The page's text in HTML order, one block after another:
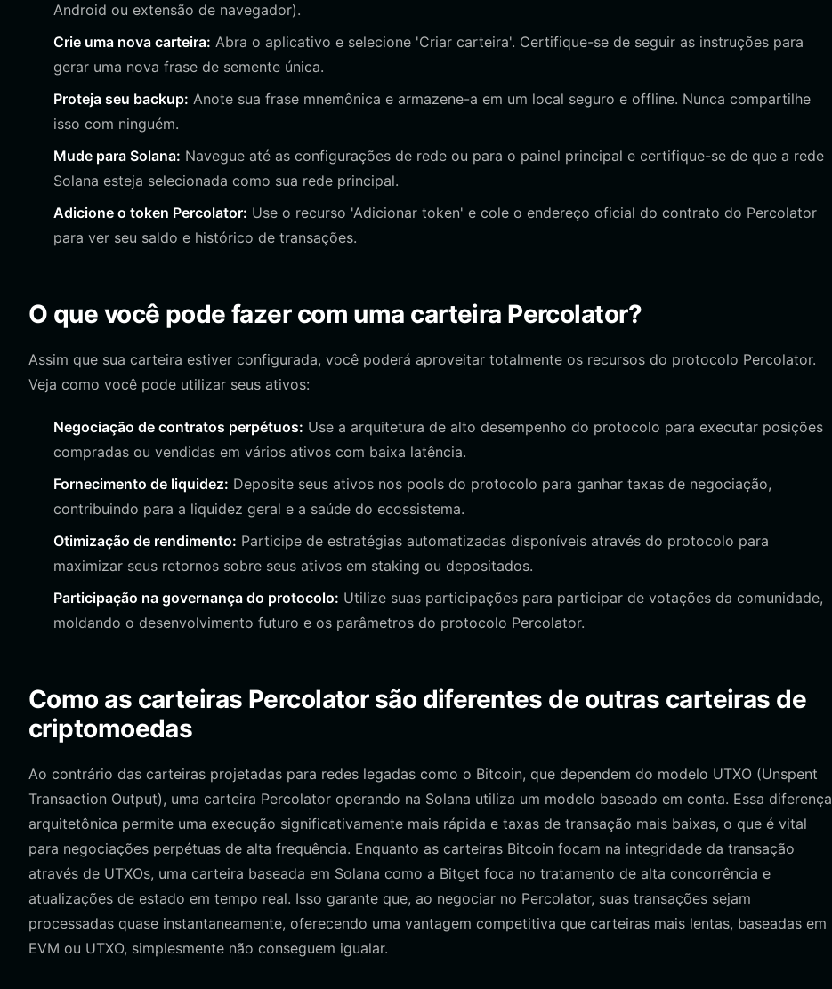
Android ou extensão de navegador).
Crie uma nova carteira: Abra o aplicativo e selecione 'Criar carteira'. Certifique-se de seguir as instruções para
gerar uma nova frase de semente única.
Proteja seu backup: Anote sua frase mnemônica e armazene-a em um local seguro e offline. Nunca compartilhe
isso com ninguém.
Mude para Solana: Navegue até as configurações de rede ou para o painel principal e certifique-se de que a rede
Solana esteja selecionada como sua rede principal.
Adicione o token Percolator: Use o recurso 'Adicionar token' e cole o endereço oficial do contrato do Percolator
para ver seu saldo e histórico de transações.
O que você pode fazer com uma carteira Percolator?
Assim que sua carteira estiver configurada, você poderá aproveitar totalmente os recursos do protocolo Percolator.
Veja como você pode utilizar seus ativos:
Negociação de contratos perpétuos: Use a arquitetura de alto desempenho do protocolo para executar posições
compradas ou vendidas em vários ativos com baixa latência.
Fornecimento de liquidez: Deposite seus ativos nos pools do protocolo para ganhar taxas de negociação,
contribuindo para a liquidez geral e a saúde do ecossistema.
Otimização de rendimento: Participe de estratégias automatizadas disponíveis através do protocolo para
maximizar seus retornos sobre seus ativos em staking ou depositados.
Participação na governança do protocolo: Utilize suas participações para participar de votações da comunidade,
moldando o desenvolvimento futuro e os parâmetros do protocolo Percolator.
Como as carteiras Percolator são diferentes de outras carteiras de
criptomoedas
Ao contrário das carteiras projetadas para redes legadas como o Bitcoin, que dependem do modelo UTXO (Unspent
Transaction Output), uma carteira Percolator operando na Solana utiliza um modelo baseado em conta. Essa diferença
arquitetônica permite uma execução significativamente mais rápida e taxas de transação mais baixas, o que é vital
para negociações perpétuas de alta frequência. Enquanto as carteiras Bitcoin focam na integridade da transação
através de UTXOs, uma carteira baseada em Solana como a Bitget foca no tratamento de alta concorrência e
atualizações de estado em tempo real. Isso garante que, ao negociar no Percolator, suas transações sejam
processadas quase instantaneamente, oferecendo uma vantagem competitiva que carteiras mais lentas, baseadas em
EVM ou UTXO, simplesmente não conseguem igualar.